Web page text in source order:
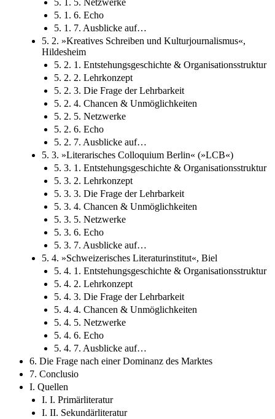
5. 1. 5. Netzwerke
5. 1. 6. Echo
5. 1. 7. Ausblicke auf…
5. 2. »Kreatives Schreiben und Kulturjournalismus«,
Hildesheim
5. 2. 1. Entstehungsgeschichte & Organisationsstruktur
5. 2. 2. Lehrkonzept
5. 2. 3. Die Frage der Lehrbarkeit
5. 2. 4. Chancen & Unmöglichkeiten
5. 2. 5. Netzwerke
5. 2. 6. Echo
5. 2. 7. Ausblicke auf…
5. 3. »Literarisches Colloquium Berlin« (»LCB«)
5. 3. 1. Entstehungsgeschichte & Organisationsstruktur
5. 3. 2. Lehrkonzept
5. 3. 3. Die Frage der Lehrbarkeit
5. 3. 4. Chancen & Unmöglichkeiten
5. 3. 5. Netzwerke
5. 3. 6. Echo
5. 3. 7. Ausblicke auf…
5. 4. »Schweizerisches Literaturinstitut«, Biel
5. 4. 1. Entstehungsgeschichte & Organisationsstruktur
5. 4. 2. Lehrkonzept
5. 4. 3. Die Frage der Lehrbarkeit
5. 4. 4. Chancen & Unmöglichkeiten
5. 4. 5. Netzwerke
5. 4. 6. Echo
5. 4. 7. Ausblicke auf…
6. Die Frage nach einer Dominanz des Marktes
7. Conclusio
I. Quellen
I. I. Primärliteratur
I. II. Sekundärliteratur